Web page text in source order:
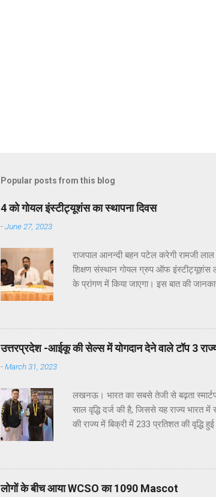
Popular posts from this blog
4 को गोयल इंस्टीट्यूशंस का स्थापना दिवस
-June 27, 2023
राजपाल आनन्दी बहन पटेल करेगी रामजी
शिक्षण संस्थान गोयल ग्रुप ऑफ इंस्टीट्यूशंस
के प्रांगण में किया जाएगा। इस बात की
अध्यक्ष गोयल ग्रुप इं. महेश कुमार अग्रवाल
शैक्षणिक सत्र रामजी लाल अग्रवाल जन्म
को हुआ था। आलोक जैन ने बताया की गोयल
राज्यपाल माननीय आनन्दी बेन पटेल होंगी।
उत्तरप्रदेश -आईकू की सेल्स में योगदान देने वाले टॉप 3
-March 31, 2023
लखनऊ। भारत का सबसे तेजी से बढ़ता
साल वृद्धि दर्ज की है, जिससे यह राज्य
की राज्य में बिक्री में 233 प्रतिशत की वृद्धि
सेगमेंट में अमेज़न के सबसे अधिक बिकने वाले
प्रतिशत योगदान देने वाले प्रमुख बाजारों
निपुन मार्या ने कहा हमने परफॉर्मेंस
लोगों के बीच आया WCSO का 1090 Mascot